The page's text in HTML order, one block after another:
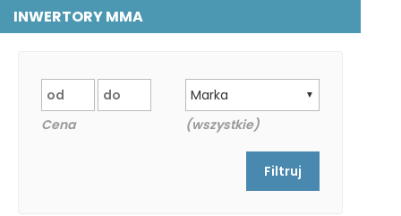
INWERTORY MMA
Cena
▼
Marka
(wszystkie)